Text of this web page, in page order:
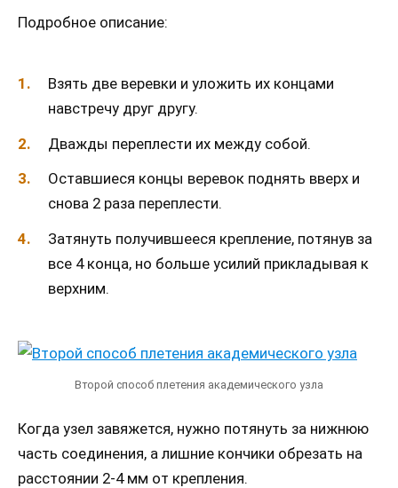
Подробное описание:
Взять две веревки и уложить их концами
навстречу друг другу.
Дважды переплести их между собой.
Оставшиеся концы веревок поднять вверх и
снова 2 раза переплести.
Затянуть получившееся крепление, потянув за
все 4 конца, но больше усилий прикладывая к
верхним.
Второй способ плетения академического узла
Когда узел завяжется, нужно потянуть за нижнюю
часть соединения, а лишние кончики обрезать на
расстоянии 2-4 мм от крепления.